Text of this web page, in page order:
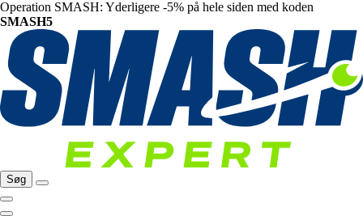
Operation SMASH: Yderligere -5% på hele siden med koden
SMASH5
Søg